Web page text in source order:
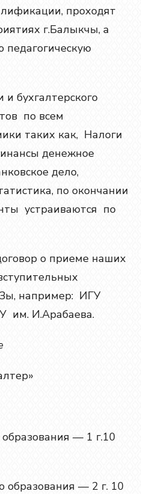
проходят
г.Балыкчы, а
бухгалтерского
по всем
таких как, Налоги
денежное
дело,
по окончании
устраиваются по
о приеме наших
например: ИГУ
им. И.Арабаева.
— 1 г.10
образования — 2 г. 10